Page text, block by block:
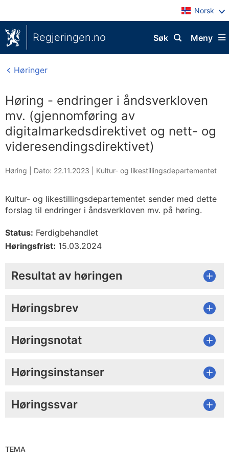
Norsk
Regjeringen.no Meny
Søk
Høringer
Høring - endringer i åndsverkloven
mv. (gjennomføring av
digitalmarkedsdirektivet og nett- og
videresendingsdirektivet)
Høring | Dato: 22.11.2023 Kultur- og likestillingsdepartementet
Kultur- og likestillingsdepartementet sender med dette
forslag til endringer i åndsverkloven mv. på høring.
Status: Ferdigbehandlet
Høringsfrist: 15.03.2024
Resultat av høringen
Høringsbrev
Høringsnotat
Høringsinstanser
Høringssvar
TEMA